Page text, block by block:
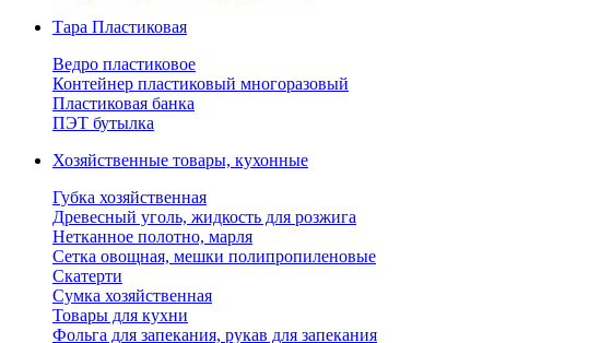
Тара Пластиковая
Ведро пластиковое
Контейнер пластиковый многоразовый
Пластиковая банка
ПЭТ бутылка
Хозяйственные товары, кухонные
Губка хозяйственная
Древесный уголь, жидкость для розжига
Нетканное полотно, марля
Сетка овощная, мешки полипропиленовые
Скатерти
Сумка хозяйственная
Товары для кухни
Фольга для запекания, рукав для запекания